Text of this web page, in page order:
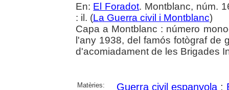
En: El Foradot. Montblanc, núm.
: il. (La Guerra civil i Montblanc)
Capa a Montblanc : número
l'any 1938, del famós fotògraf de
d'acomiadament de les Brigades
Matèries: Guerra civil espanyola;